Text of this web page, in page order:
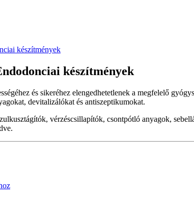
készítmények
készítmények
és sikeréhez elengedhetetlenek a megfelelő
devitalizálókat és antiszeptikumokat.
vérzéscsillapítók, csontpótló anyagok,